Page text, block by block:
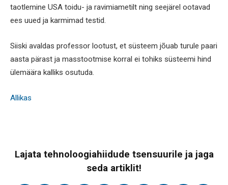
taotlemine USA toidu- ja ravimiametilt ning seejärel ootavad
ees uued ja karmimad testid.
Siiski avaldas professor lootust, et süsteem jõuab turule paari
aasta pärast ja masstootmise korral ei tohiks süsteemi hind
ülemäära kalliks osutuda.
Allikas
Lajata tehnoloogiahiidude tsensuurile ja jaga
seda artiklit!